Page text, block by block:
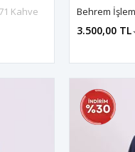
Kahve Behrem
3.500,00 TL